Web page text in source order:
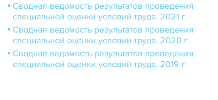
Сводная ведомость результатов проведения
специальной оценки условий труда, 2021 г
Сводная ведомость результатов проведения
специальной оценки условий труда, 2020 г
Сводная ведомость результатов проведения
специальной оценки условий труда, 2019 г